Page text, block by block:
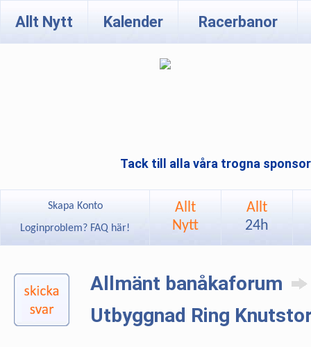
Allt Nytt Kalender Racerbanor
Tack till alla våra trogna
Skapa Konto
Loginproblem? FAQ här!
Allt
Nytt
Allt
24h
Allmänt banåkaforum
Utbyggnad Ring